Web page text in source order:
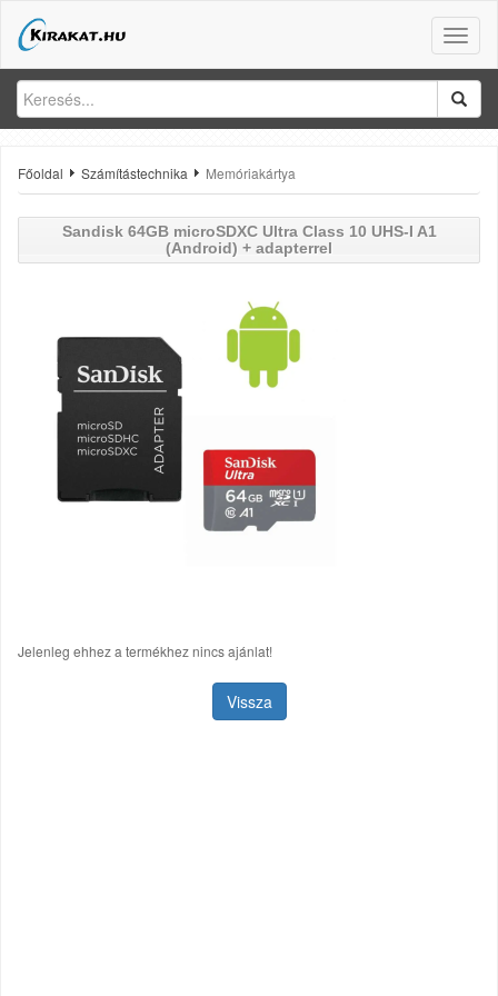
Toggle
Főoldal Számítástechnika Memóriakártya
Sandisk 64GB microSDXC Ultra Class 10 UHS-I A1
(Android) + adapterrel
Jelenleg ehhez a termékhez nincs ajánlat!
Vissza